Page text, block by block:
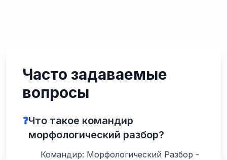
Часто задаваемые
вопросы
❓Что такое командир
морфологический разбор?
Командир: Морфологический Разбор -